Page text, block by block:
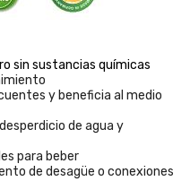
sin sustancias químicas
y beneficia al medio
de agua y
para beber
de desagüe o conexiones